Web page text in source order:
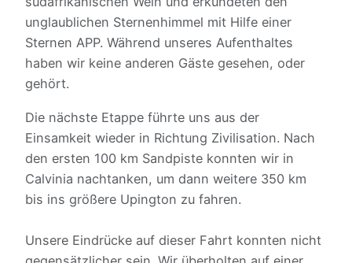
unglaublichen Sternenhimmel mit Hilfe einer
Sternen APP. Während unseres Aufenthaltes
haben wir keine anderen Gäste gesehen, oder
gehört.
Die nächste Etappe führte uns aus der
Einsamkeit wieder in Richtung Zivilisation. Nach
den ersten 100 km Sandpiste konnten wir in
Calvinia nachtanken, um dann weitere 350 km
bis ins größere Upington zu fahren.
Unsere Eindrücke auf dieser Fahrt konnten nicht